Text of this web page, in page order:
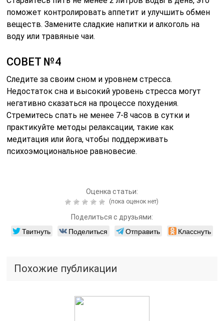
поможет контролировать аппетит и улучшить обмен
веществ. Замените сладкие напитки и алкоголь на
воду или травяные чаи.
СОВЕТ №4
Следите за своим сном и уровнем стресса.
Недостаток сна и высокий уровень стресса могут
негативно сказаться на процессе похудения.
Стремитесь спать не менее 7-8 часов в сутки и
практикуйте методы релаксации, такие как
медитация или йога, чтобы поддерживать
психоэмоциональное равновесие.
Оценка статьи:
(пока оценок нет)
Поделиться с друзьями:
Твитнуть Поделиться Отправить Класснуть
Похожие публикации